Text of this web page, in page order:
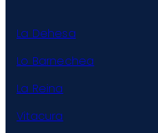
La Dehesa
Lo Barnechea
La Reina
Vitacura